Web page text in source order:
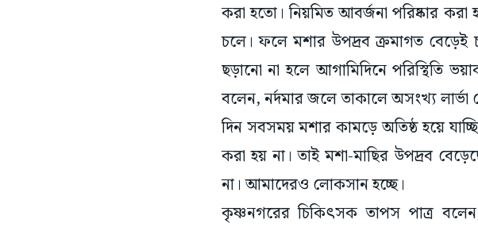
করা হতো। নিয়মিত আবর্জনা পরিষ্কার
চলে। ফলে মশার উপদ্রব ক্রমাগত বেড়েই
ছড়ানো না হলে আগামিদিনে পরিস্থিতি
বলেন, নর্দমার জলে তাকালে অসংখ্য
দিন সবসময় মশার কামড়ে অতিষ্ঠ হয়ে
করা হয় না। তাই মশা-মাছির উপদ্রব
না। আমাদেরও লোকসান হচ্ছে।
কৃষ্ণনগরের চিকিৎসক তাপস পাত্র